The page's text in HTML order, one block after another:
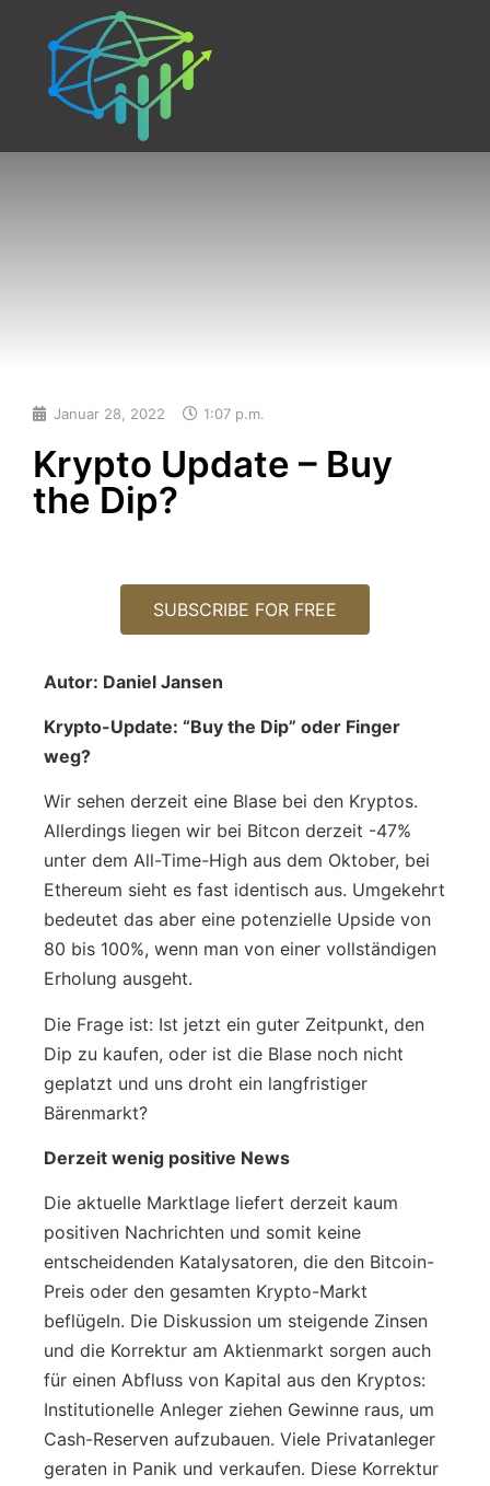
Januar 28, 2022 1:07 p.m.
Krypto Update – Buy
the Dip?
SUBSCRIBE FOR FREE
Autor: Daniel Jansen
Krypto-Update: “Buy the Dip” oder Finger
weg?
Wir sehen derzeit eine Blase bei den Kryptos.
Allerdings liegen wir bei Bitcon derzeit -47%
unter dem All-Time-High aus dem Oktober, bei
Ethereum sieht es fast identisch aus. Umgekehrt
bedeutet das aber eine potenzielle Upside von
80 bis 100%, wenn man von einer vollständigen
Erholung ausgeht.
Die Frage ist: Ist jetzt ein guter Zeitpunkt, den
Dip zu kaufen, oder ist die Blase noch nicht
geplatzt und uns droht ein langfristiger
Bärenmarkt?
Derzeit wenig positive News
Die aktuelle Marktlage liefert derzeit kaum
positiven Nachrichten und somit keine
entscheidenden Katalysatoren, die den Bitcoin-
Preis oder den gesamten Krypto-Markt
beflügeln. Die Diskussion um steigende Zinsen
und die Korrektur am Aktienmarkt sorgen auch
für einen Abfluss von Kapital aus den Kryptos:
Institutionelle Anleger ziehen Gewinne raus, um
Cash-Reserven aufzubauen. Viele Privatanleger
geraten in Panik und verkaufen. Diese Korrektur